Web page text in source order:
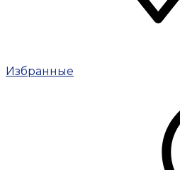
Избранные